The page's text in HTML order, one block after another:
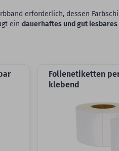
erforderlich, dessen
ein dauerhaftes und gut lesbares
Folienetiketten
klebend